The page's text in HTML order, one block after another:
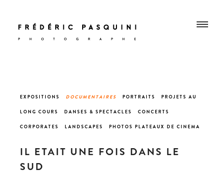
EXPOSITIONS DOCUMENTAIRES PORTRAITS PROJETS AU
LONG COURS DANSES & SPECTACLES CONCERTS
CORPORATES LANDSCAPES PHOTOS PLATEAUX DE CINEMA
IL ETAIT UNE FOIS DANS LE
SUD